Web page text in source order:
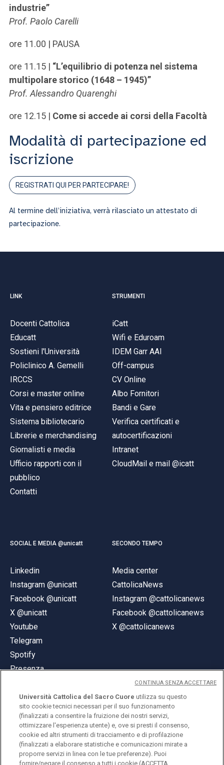
industrie”
Prof. Paolo Carelli
ore 11.00 | PAUSA
ore 11.15 | “L’equilibrio di potenza nel sistema
multipolare storico (1648 – 1945)”
Prof. Alessandro Quarenghi
ore 12.15 | Come si accede ai corsi della Facoltà
Modalità di partecipazione ed
iscrizione
REGISTRATI QUI PER PARTECIPARE!
Al termine dell’iniziativa, verrà rilasciato un attestato di
partecipazione.
LINK
Docenti Cattolica
Educatt
Sostieni l'Università
Policlinico A. Gemelli
IRCCS
Corsi e master online
Vita e pensiero editrice
Sistema bibliotecario
Librerie e merchandising
Giornalisti e media
Ufficio rapporti con il
pubblico
Contatti
STRUMENTI
iCatt
Wifi e Eduroam
IDEM Garr AAI
Off-campus
CV Online
Albo Fornitori
Bandi e Gare
Verifica certificati e
autocertificazioni
Intranet
CloudMail e mail @icatt
SOCIAL E MEDIA @unicatt
Linkedin
Instagram @unicatt
Facebook @unicatt
X @unicatt
Youtube
Telegram
Spotify
Presenza
SECONDO TEMPO
Media center
CattolicaNews
Instagram @cattolicanews
Facebook @cattolicanews
X @cattolicanews
© Università Cattolica del Sacro Cuore
Largo A. Gemelli 1, 20123 Milano
PI 02133120150
Università Cattolica del Sacro Cuore utilizza su questo
sito cookie tecnici necessari per il suo funzionamento
(finalizzati a consentire la fruizione dei nostri servizi,
ottimizzare l'esperienza utente) e, ove si presti il consenso,
cookie ed altri strumenti di tracciamento e di profilazione
(finalizzati a elaborare statistiche e comunicazioni mirate a
proporre servizi in linea con le tue preferenze). Puoi
fornire/negare il consenso a tutti i cookie (ACCETTA
CONTINUA SENZA ACCETTARE